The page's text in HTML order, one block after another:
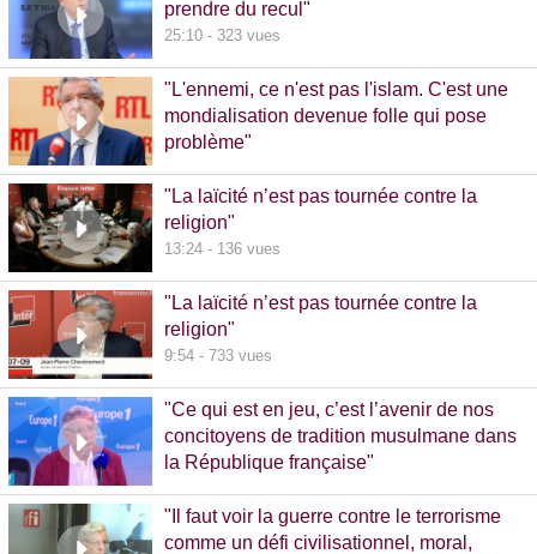
prendre du recul"
25:10 - 323 vues
"L'ennemi, ce n'est pas l'islam. C'est une
mondialisation devenue folle qui pose
problème"
"La laïcité n’est pas tournée contre la
religion"
13:24 - 136 vues
"La laïcité n’est pas tournée contre la
religion"
9:54 - 733 vues
"Ce qui est en jeu, c’est l’avenir de nos
concitoyens de tradition musulmane dans
la République française"
"Il faut voir la guerre contre le terrorisme
comme un défi civilisationnel, moral,